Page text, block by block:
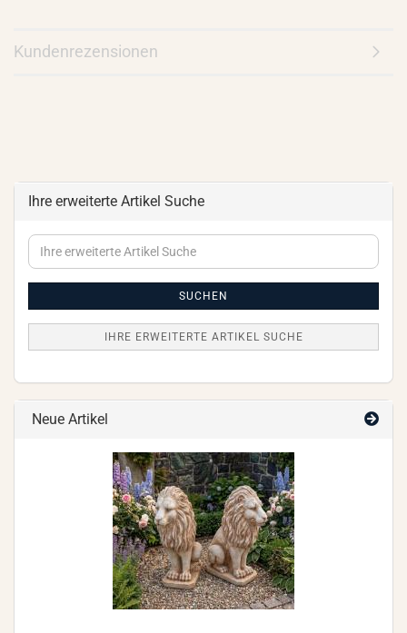
Kundenrezensionen
Ihre erweiterte Artikel Suche
Ihre
erweiterte
SUCHEN
IHRE ERWEITERTE ARTIKEL SUCHE
Neue Artikel